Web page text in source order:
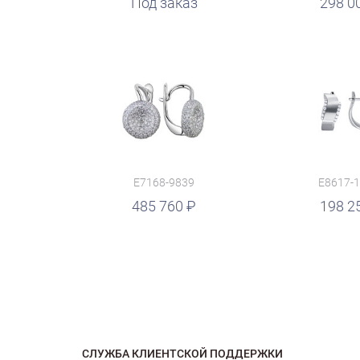
E7168-9839
485 760
E8617-
198
руб.
СЛУЖБА КЛИЕНТСКОЙ ПОДДЕРЖКИ